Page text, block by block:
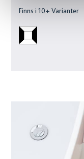
Finns i10+ Varianter